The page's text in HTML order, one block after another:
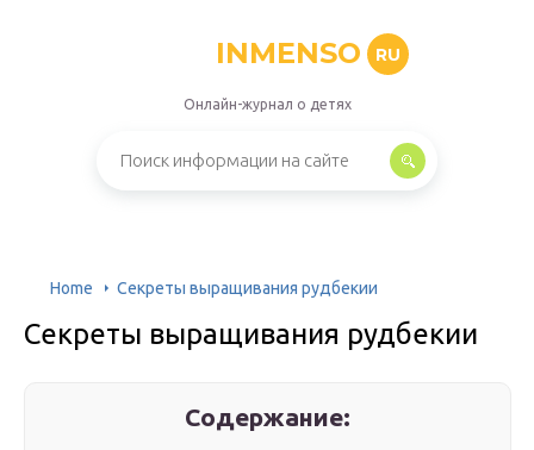
INMENSO RU
Онлайн-журнал о детях
Home Секреты выращивания рудбекии
Секреты выращивания рудбекии
Содержание: